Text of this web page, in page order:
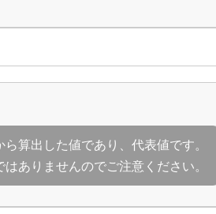
算出した値であり、代表値です。
ありませんのでご注意ください。